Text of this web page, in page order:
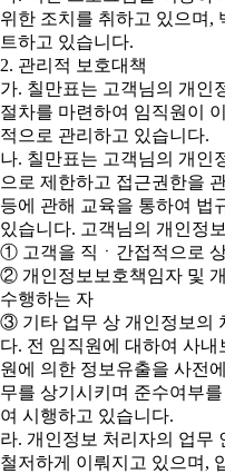
위한 조치를 취하고 있으며,
트하고 있습니다.
2. 관리적 보호대책
가. 칠만표는 고객님의 개인
절차를 마련하여 임직원이
적으로 관리하고 있습니다.
나. 칠만표는 고객님의 개인
으로 제한하고 접근권한을
등에 관해 교육을 통하여 법
있습니다. 고객님의 개인정
① 고객을 직ㆍ간접적으로
② 개인정보보호책임자 및
수행하는 자
③ 기타 업무 상 개인정보의
다. 전 임직원에 대하여 사
원에 의한 정보유출을 사전
무를 상기시키며 준수여부
여 시행하고 있습니다.
라. 개인정보 처리자의 업무
철저하게 이뤄지고 있으며,